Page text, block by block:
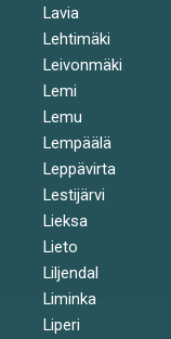
Lavia
Lehtimäki
Leivonmäki
Lemi
Lemu
Lempäälä
Leppävirta
Lestijärvi
Lieksa
Lieto
Liljendal
Liminka
Liperi